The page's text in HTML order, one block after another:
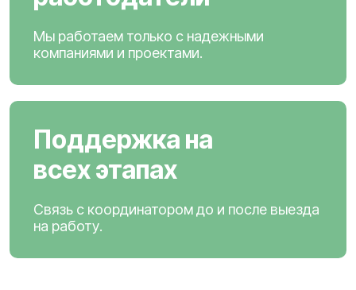
Мы работаем только с надежными
компаниями и проектами.
Поддержка на
всех этапах
Связь с координатором до и после выезда
на работу.